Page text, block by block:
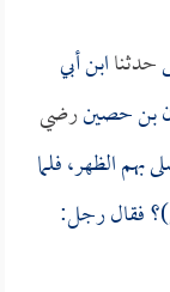
حدثناابن أبي
بن حصينرضي
بهم الظهر، فلما
فقال رجل: